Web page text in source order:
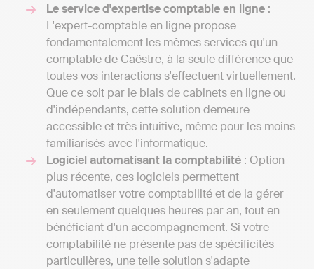
Le service d'expertise comptable en ligne :
L'expert-comptable en ligne propose
fondamentalement les mêmes services qu'un
comptable de Caëstre, à la seule différence que
toutes vos interactions s'effectuent virtuellement.
Que ce soit par le biais de cabinets en ligne ou
d'indépendants, cette solution demeure
accessible et très intuitive, même pour les moins
familiarisés avec l'informatique.
Logiciel automatisant la comptabilité : Option
plus récente, ces logiciels permettent
d'automatiser votre comptabilité et de la gérer
en seulement quelques heures par an, tout en
bénéficiant d'un accompagnement. Si votre
comptabilité ne présente pas de spécificités
particulières, une telle solution s'adapte